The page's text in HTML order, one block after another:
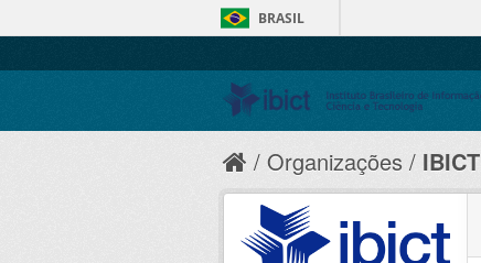
BRASIL
Organizações IBICT